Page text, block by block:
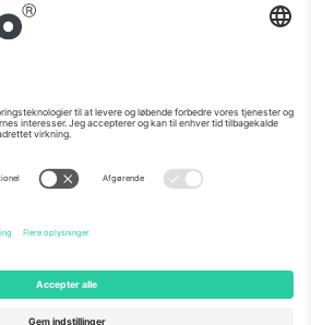
UAE Dubai Silicon Oasis, DDP
domæne. For detaljer se den specifikke
vilkår.,Virksomhed
forbeholdes.